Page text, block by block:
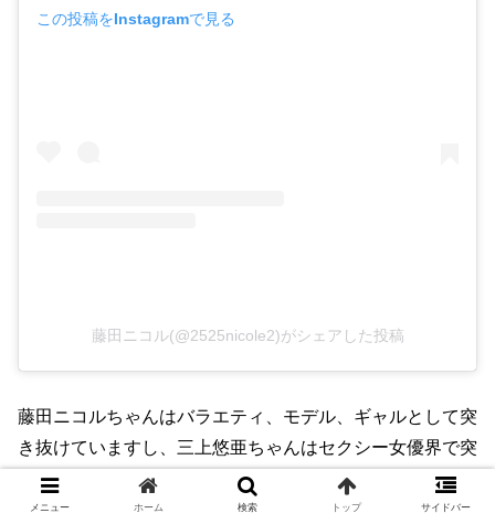
この投稿をInstagramで見る
藤田ニコル(@2525nicole2)がシェアした投稿
藤田ニコルちゃんはバラエティ、モデル、ギャルとして突
き抜けていますし、三上悠亜ちゃんはセクシー女優界で突
き抜けていますし、二人とも女子の憧れですしとても素敵
なお二人です。。♥️こんな二人が仲がいいって最高です！
メニュー ホーム 検索 トップ サイドバー